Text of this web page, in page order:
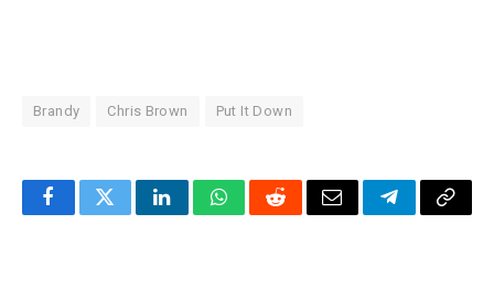
Brandy Chris Brown Put It Down
FacebookTwitterLinkedInWhatsAppRedditCorreoTelegrama